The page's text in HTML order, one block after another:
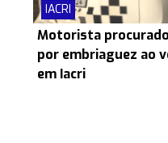
IACRI
Motorista
por embriaguez ao
em Iacri